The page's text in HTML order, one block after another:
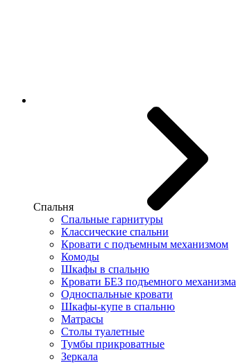
Спальня
Спальные гарнитуры
Классические спальни
Кровати с подъемным механизмом
Комоды
Шкафы в спальню
Кровати БЕЗ подъемного механизма
Односпальные кровати
Шкафы-купе в спальню
Матрасы
Столы туалетные
Тумбы прикроватные
Зеркала